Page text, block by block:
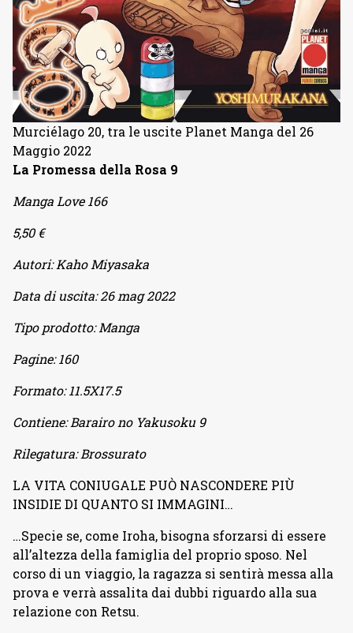
Murciélago 20, tra le uscite Planet Manga del 26
Maggio 2022
La Promessa della Rosa 9
Manga Love 166
5,50 €
Autori:Kaho Miyasaka
Data di uscita:26 mag 2022
Tipo prodotto:Manga
Pagine: 160
Formato: 11.5X17.5
Contiene:Barairo no Yakusoku 9
Rilegatura:Brossurato
LA VITA CONIUGALE PUÒ NASCONDERE PIÙ
INSIDIE DI QUANTO SI IMMAGINI…
…Specie se, come Iroha, bisogna sforzarsi di essere
all’altezza della famiglia del proprio sposo. Nel
corso di un viaggio, la ragazza si sentirà messa alla
prova e verrà assalita dai dubbi riguardo alla sua
relazione con Retsu.